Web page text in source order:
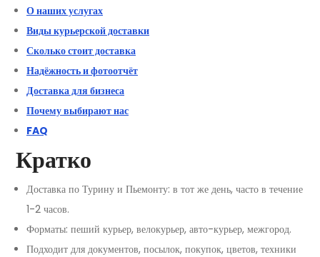
О наших услугах
Виды курьерской доставки
Сколько стоит доставка
Надёжность и фотоотчёт
Доставка для бизнеса
Почему выбирают нас
FAQ
Кратко
Доставка по Турину и Пьемонту: в тот же день, часто в течение
1-2 часов.
Форматы: пеший курьер, велокурьер, авто-курьер, межгород.
Подходит для документов, посылок, покупок, цветов, техники